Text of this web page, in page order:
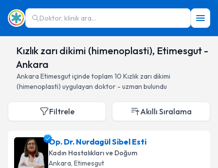
Doktor, klinik ara...
Kızlık zarı dikimi (himenoplasti), Etimesgut -
Ankara
Ankara Etimesgutiçinde toplam 10 Kızlık zarı dikimi
(himenoplasti) uygulayan doktor - uzman bulundu
Filtrele Akıllı Sıralama
Op. Dr. Nurdagül Sibel Esti
Kadın Hastalıkları ve Doğum
Ankara, Etimesgut